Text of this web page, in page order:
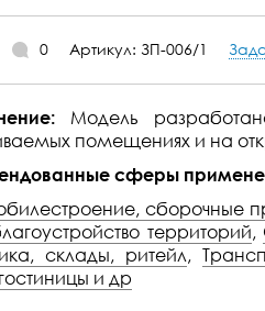
0 Артикул: ЗП-006/1
Модель
помещениях и на
сферы
сборочные
территорий,
склады, ритейл,
и др